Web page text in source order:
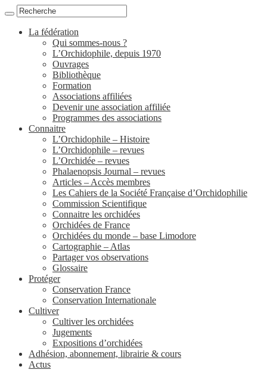
La fédération
Qui sommes-nous ?
L’Orchidophile, depuis 1970
Ouvrages
Bibliothèque
Formation
Associations affiliées
Devenir une association affiliée
Programmes des associations
Connaitre
L’Orchidophile – Histoire
L’Orchidophile – revues
L’Orchidée – revues
Phalaenopsis Journal – revues
Articles – Accès membres
Les Cahiers de la Société Française d’Orchidophilie
Commission Scientifique
Connaitre les orchidées
Orchidées de France
Orchidées du monde – base Limodore
Cartographie – Atlas
Partager vos observations
Glossaire
Protéger
Conservation France
Conservation Internationale
Cultiver
Cultiver les orchidées
Jugements
Expositions d’orchidées
Adhésion, abonnement, librairie & cours
Actus